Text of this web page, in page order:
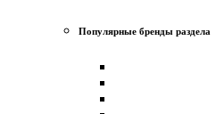
Популярные бренды раздела